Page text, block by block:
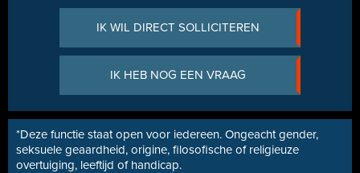
IK WIL DIRECT SOLLICITEREN
IK HEB NOG EEN VRAAG
*Deze functie staat open voor iedereen. Ongeacht gender,
seksuele geaardheid, origine, filosofische of religieuze
overtuiging, leeftijd of handicap.